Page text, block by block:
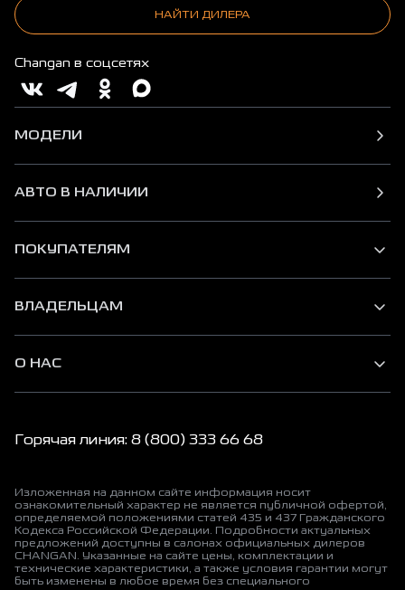
НАЙТИ ДИЛЕРА
Changan в соцсетях
МОДЕЛИ
АВТО В НАЛИЧИИ
ПОКУПАТЕЛЯМ
ВЛАДЕЛЬЦАМ
О НАС
Горячая линия: 8 (800) 333 66 68
Изложенная на данном сайте информация носит
ознакомительный характер не является публичной офертой,
определяемой положениями статей 435 и 437 Гражданского
Кодекса Российской Федерации. Подробности актуальных
предложений доступны в салонах официальных дилеров
CHANGAN. Указанные на сайте цены, комплектации и
технические характеристики, а также условия гарантии могут
быть изменены в любое время без специального